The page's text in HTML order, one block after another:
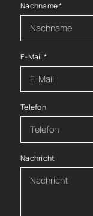
Nachname*
E-Mail *
Telefon
Nachricht